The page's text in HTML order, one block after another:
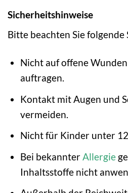
Sicherheitshinweise
Bitte beachten Sie
Nicht auf offene
auftragen.
Kontakt mit Augen und
vermeiden.
Nicht für Kinder unter
Bei bekannterAllergie
Inhaltsstoffe nicht